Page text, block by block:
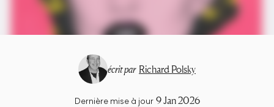
écrit par Richard Polsky
Dernière mise à jour 9 Jan 2026